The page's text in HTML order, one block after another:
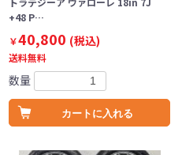
+48 P…
￥40,800 (税込)
送料無料
数量
カートに入れる